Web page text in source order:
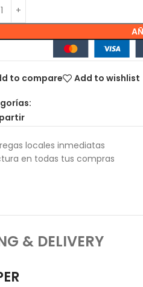
to compare
Add to wishlist
locales inmediatas
en todas tus compras
& DELIVERY